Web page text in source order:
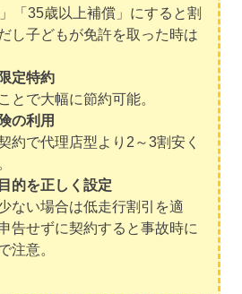
「35歳以上補償」にすると割
し子どもが免許を取った時は
定特約
とで大幅に節約可能。
の利用
約で代理店型より2～3割安く
的を正しく設定
ない場合は低走行割引を適
告せずに契約すると事故時に
注意。